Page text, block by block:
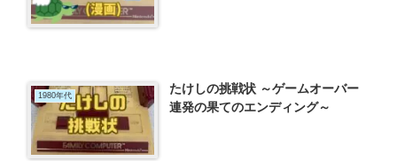
1980年代
たけしの挑戦状 ～ゲームオーバー
連発の果てのエンディング～